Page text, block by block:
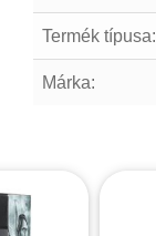
Termék típusa:
Márka: